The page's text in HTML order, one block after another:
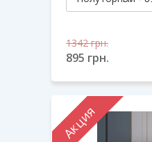
1342грн.
895 грн.
Акция